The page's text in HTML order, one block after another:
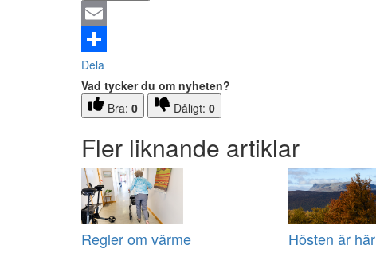
Email
Dela
Vad tycker du om nyheten?
Bra: 0 Dåligt: 0
Fler liknande artiklar
Regler om värme Hösten är här